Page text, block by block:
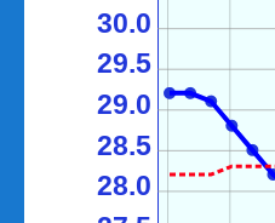
28.0
28.5
29.0
29.5
30.0